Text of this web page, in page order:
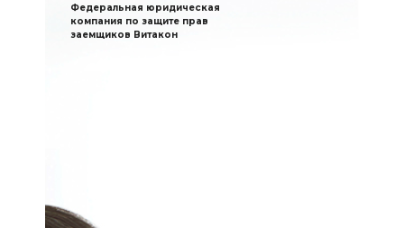
Федеральная юридическая
компания по защите прав
заемщиков Витакон